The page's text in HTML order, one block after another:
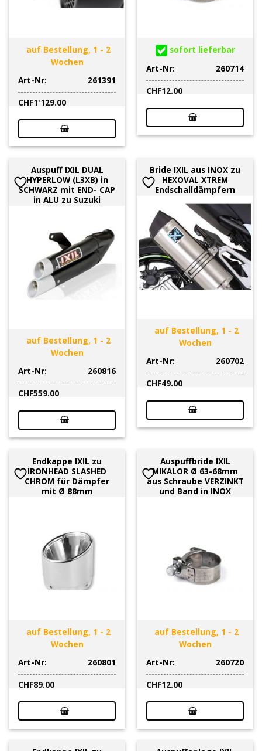
auf Bestellung, 1 - 2
Wochen
Art-Nr:
261391
CHF1'129.00
sofort lieferbar
Art-Nr:
260714
CHF12.00
Auspuff IXIL DUAL
HYPERLOW (L3XB) in
SCHWARZ mit END- CAP
in ALU zu Suzuki
auf Bestellung, 1 - 2
Wochen
Art-Nr:
260816
CHF559.00
Bride IXIL aus INOX zu
HEXOVAL XTREM
Endschalldämpfern
auf Bestellung, 1 - 2
Wochen
Art-Nr:
260702
CHF49.00
Endkappe IXIL zu
IRONHEAD SLASHED
CHROM für Dämpfer
mit Ø 88mm
auf Bestellung, 1 - 2
Wochen
Art-Nr:
260801
CHF89.00
Auspuffbride IXIL
MIKALOR Ø 63-68mm
aus Schraube VERZINKT
und Band in INOX
auf Bestellung, 1 - 2
Wochen
Art-Nr:
260720
CHF12.00